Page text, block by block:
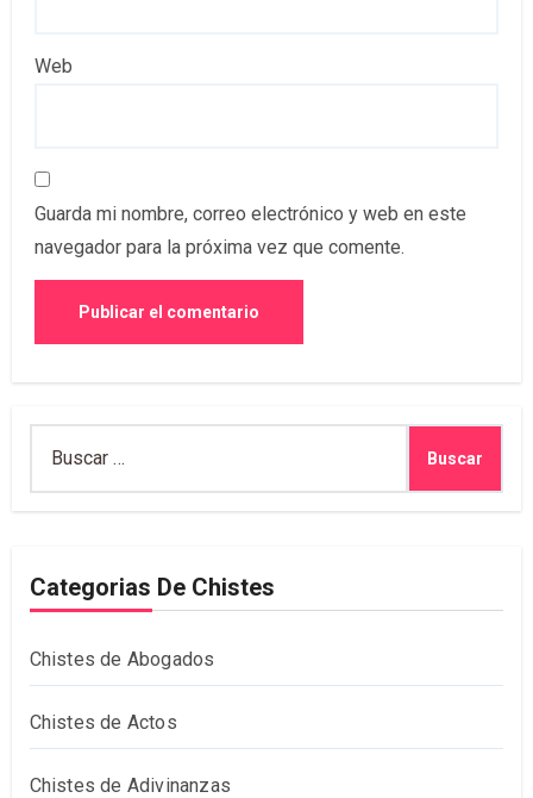
Web
Guarda mi nombre, correo electrónico y web en este
navegador para la próxima vez que comente.
Categorias De Chistes
Chistes de Abogados
Chistes de Actos
Chistes de Adivinanzas